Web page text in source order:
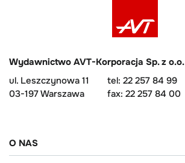
Wydawnictwo AVT-Korporacja Sp. z o.o.
ul. Leszczynowa 11
03-197 Warszawa
tel: 22 257 84 99
fax: 22 257 84 00
O NAS